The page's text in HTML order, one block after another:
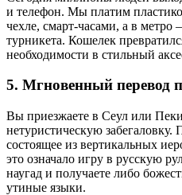
и телефон. Мы платим
чехле, смарт-часами, а в
турникета. Кошелек
необходимости в стильный
5. Мгновенный перевод
Вы приезжаете в Сеул или
нетуристическую
состоящее из вертикальных
это означало игру в русскую
наугад и получаете либо
утиные языки.